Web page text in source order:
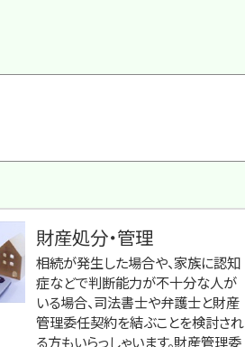
財産処分・管理
相続が発生した場合や、家族に認知
症などで判断能力が不十分な人が
いる場合、司法書士や弁護士と財産
管理委任契約を結ぶことを検討され
る方もいらっしゃいます。財産管理委